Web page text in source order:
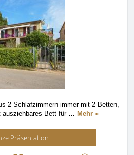
2 Schlafzimmern immer mit 2 Betten,
ausziehbares Bett für … Mehr »
Präsentation